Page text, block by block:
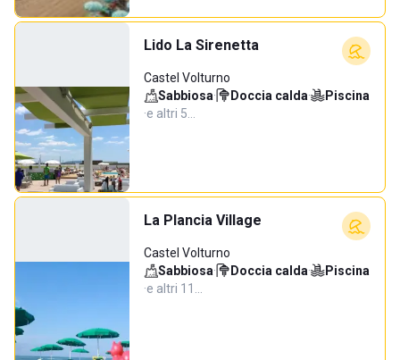
Lido La Sirenetta
Castel Volturno
Sabbiosa· Doccia calda·
Piscina
·e altri 5…
La Plancia Village
Castel Volturno
Sabbiosa· Doccia calda·
Piscina
·e altri 11…